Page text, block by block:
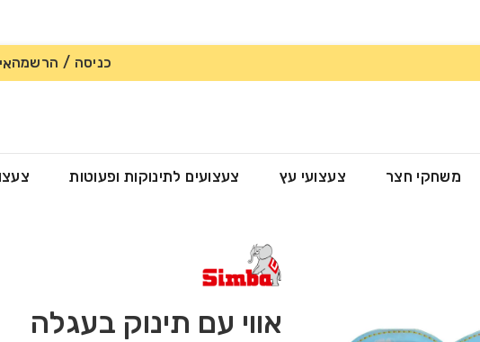
כניסה / הרשמה
משחקי חצר צעצועי עץ צעצועים לתינוקות ופעוטות
אווי עם תינוק בעגלה